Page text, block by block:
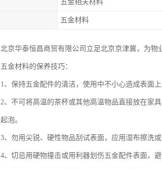
五金相关材料
五金材料
北京华泰恒昌商贸有限公司立足北京京津冀，为物
五金材料的保养技巧：
1、保持五金配件的清洁，使用中不小心造成表面
2、不可将高温的茶杯或其他高温物品直接放在家
起泡。
3、勿用尖锐、硬性物品刮试表面，应用湿布擦洗
4、切忌用硬物撞击或用利器划伤五金配件表面，